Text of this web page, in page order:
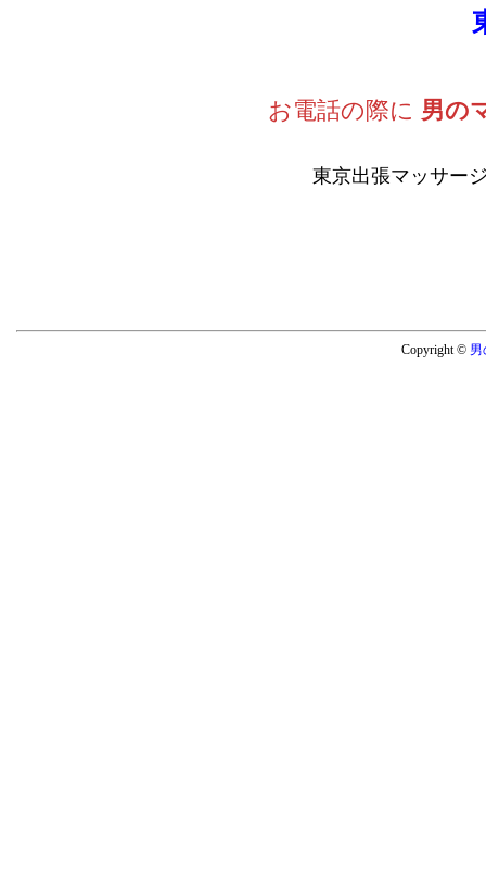
お電話の際に 男の
東京出張マッサー
Copyright © 男